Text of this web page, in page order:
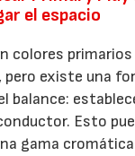
el espacio
colores
pero existe una
balance:
Esto
gama